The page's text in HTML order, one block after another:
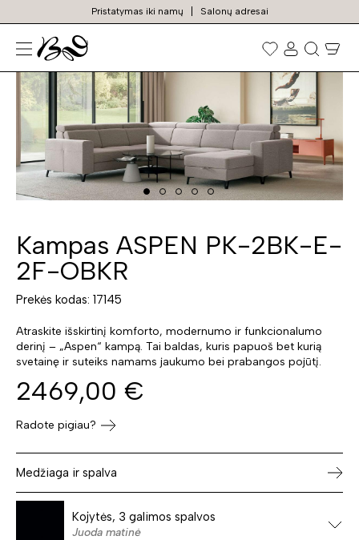
Pristatymas iki namų Salonų adresai
Prekių
paieška
N
Kampas ASPEN PK-2BK-E-
2F-OBKR
Prekės kodas: 17145
Atraskite išskirtinį komforto, modernumo ir funkcionalumo
derinį – „Aspen“ kampą. Tai baldas, kuris papuoš bet kurią
svetainę ir suteiks namams jaukumo bei prabangos pojūtį.
2469,00 €
Radote pigiau?
Medžiaga ir spalva
Kojytės, 3 galimos spalvos
Juoda matinė